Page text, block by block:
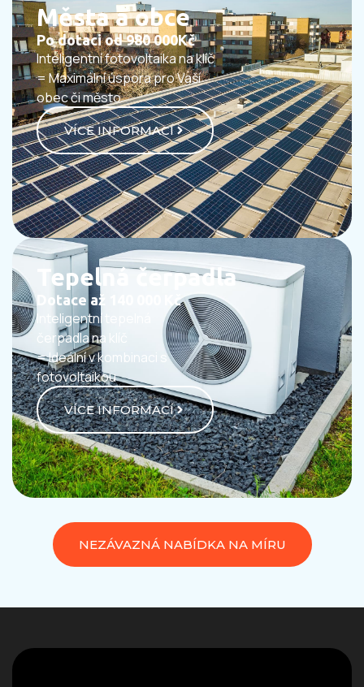
Města a obce
Po dotaci od 980 000Kč
Inteligentní fotovoltaika na klíč
= Maximální úspora pro Vaší
obec či město
VÍCE INFORMACÍ
Tepelná čerpadla
Dotace až 140 000 Kč
Inteligentní tepelná
čerpadla na klíč
= Ideální v kombinaci s
fotovoltaikou
VÍCE INFORMACÍ
NEZÁVAZNÁ NABÍDKA NA MÍRU